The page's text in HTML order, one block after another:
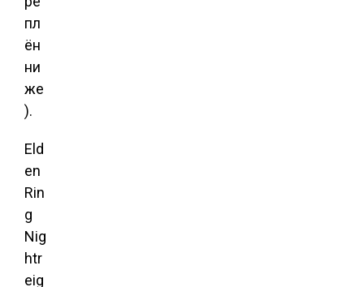
пл
ён
ни
же
).
Eld
en
Rin
g
Nig
htr
eig